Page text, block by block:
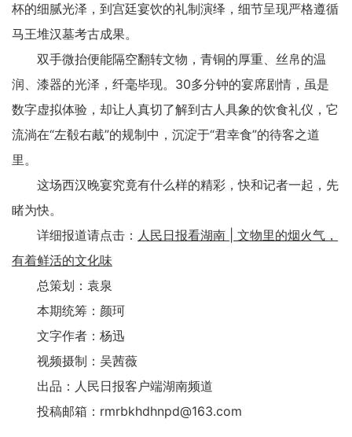
杯的细腻光泽，到宫廷宴饮的礼制演绎，细节呈现严格遵循
马王堆汉墓考古成果。
双手微抬便能隔空翻转文物，青铜的厚重、丝帛的温
润、漆器的光泽，纤毫毕现。30多分钟的宴席剧情，虽是
数字虚拟体验，却让人真切了解到古人具象的饮食礼仪，它
流淌在“左殽右胾”的规制中，沉淀于“君幸食”的待客之道
里。
这场西汉晚宴究竟有什么样的精彩，快和记者一起，先
睹为快。
详细报道请点击： 人民日报看湖南 | 文物里的烟火气，
有着鲜活的文化味
总策划：袁泉
本期统筹：颜珂
文字作者：杨迅
视频摄制：吴茜薇
出品：人民日报客户端湖南频道
投稿邮箱：rmrbkhdhnpd@163.com